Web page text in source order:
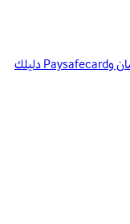
أفضل مواقع الكازينو التي تقبل بطاقات الائتمان وPaysafecard دليلك